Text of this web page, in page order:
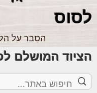
לסוס
הסבר על
הציוד המושלם